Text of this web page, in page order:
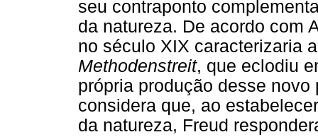
seu contraponto
da natureza. De acordo com
no século XIX caracterizaria
Methodenstreit, que eclodiu
própria produção desse
considera que, ao
da natureza, Freud